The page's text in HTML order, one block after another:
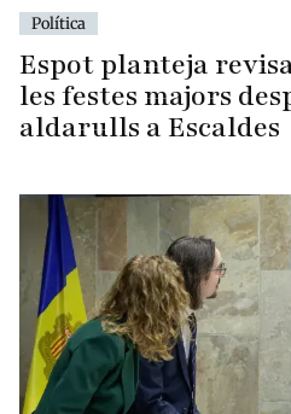
Política
Espot planteja
les festes majors
aldarulls a Escaldes